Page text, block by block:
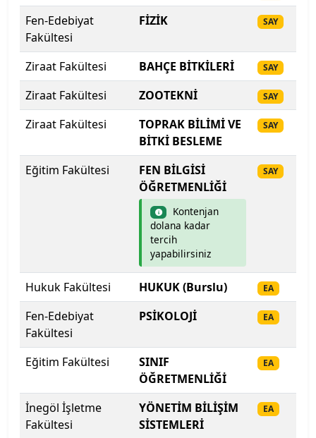
Fatih Sultan Mehmet Vakıf Üniversitesi
Fırat Üniversitesi
Galatasaray Üniversitesi
Gazi Üniversitesi
Gaziantep İslam Bilim ve Teknoloji Üniversitesi
Gaziantep Üniversitesi
Gebze Teknik Üniversitesi
Giresun Üniversitesi
Girne Amerikan Üniversitesi
Girne Üniversitesi
Gümüşhane Üniversitesi
Hacettepe Üniversitesi
Fen-Edebiyat
Fakültesi
FİZİK SAY
Ziraat Fakültesi BAHÇE BİTKİLERİ SAY
Ziraat Fakültesi
ZOOTEKNİ SAY
Ziraat Fakültesi
TOPRAK BİLİMİ VE
BİTKİ BESLEME
SAY
Eğitim Fakültesi
FEN BİLGİSİ
ÖĞRETMENLİĞİ
Kontenjan
dolana kadar
tercih
yapabilirsiniz
SAY
Hukuk Fakültesi HUKUK (Burslu) EA
Fen-Edebiyat
Fakültesi
PSİKOLOJİ EA
Eğitim Fakültesi
SINIF
ÖĞRETMENLİĞİ
EA
İnegöl İşletme
Fakültesi
YÖNETİM BİLİŞİM
SİSTEMLERİ
EA